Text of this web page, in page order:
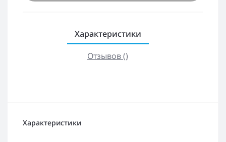
Характеристики
Отзывов ()
Характеристики